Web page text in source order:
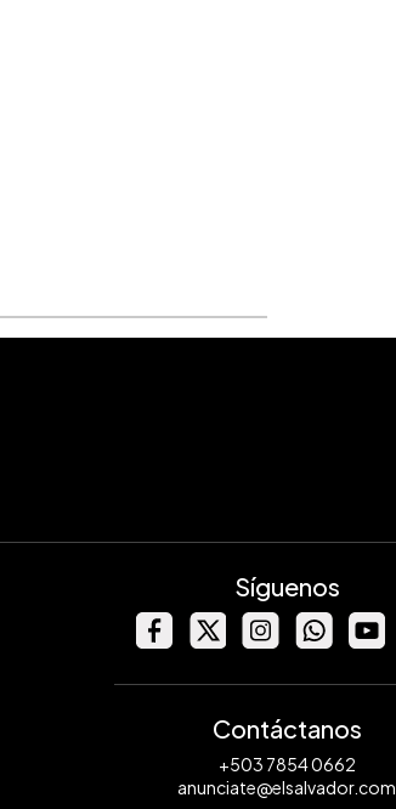
Síguenos
Contáctanos
+503 7854 0662
anunciate@elsalvador.com